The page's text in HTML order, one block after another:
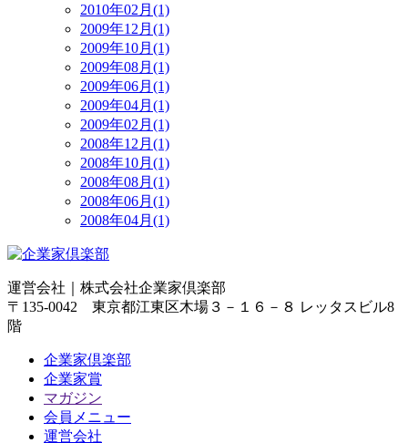
2010年02月(1)
2009年12月(1)
2009年10月(1)
2009年08月(1)
2009年06月(1)
2009年04月(1)
2009年02月(1)
2008年12月(1)
2008年10月(1)
2008年08月(1)
2008年06月(1)
2008年04月(1)
運営会社｜ 株式会社企業家倶楽部
〒135-0042 東京都江東区木場３－１６－８ レッタスビル8
階
企業家倶楽部
企業家賞
マガジン
会員メニュー
運営会社